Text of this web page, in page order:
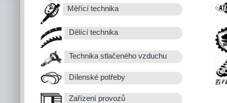
Měřící technika
Dělící technika
Technika stlačeného vzduchu
Dílenské potřeby
Zařízení provozů